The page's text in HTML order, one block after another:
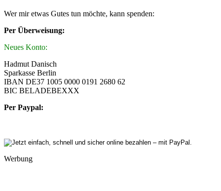
Wer mir etwas Gutes tun möchte, kann spenden:
Per Überweisung:
Neues Konto:
Hadmut Danisch
Sparkasse Berlin
IBAN DE37 1005 0000 0191 2680 62
BIC BELADEBEXXX
Per Paypal:
Werbung